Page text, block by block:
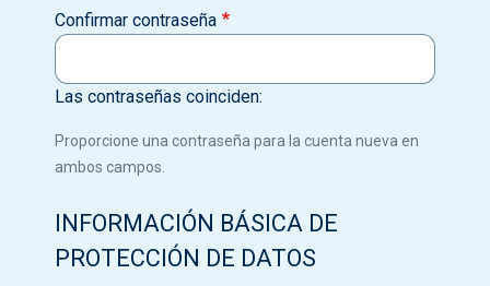
Confirmar contraseña
Las contraseñas coinciden:
Proporcione una contraseña para la cuenta nueva en
ambos campos.
INFORMACIÓN BÁSICA DE
PROTECCIÓN DE DATOS